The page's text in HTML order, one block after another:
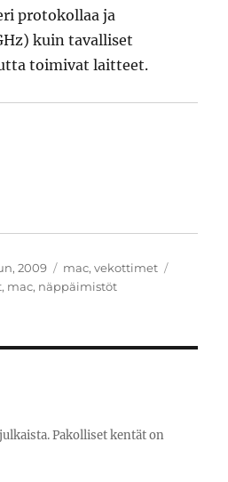
protokollaa ja
kuin tavalliset
toimivat laitteet.
2009 Kategoriat
mac,vekottimet
, mac, näppäimistöt
Pakolliset kentät on